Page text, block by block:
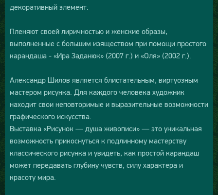
декоративный элемент.
Пленяют своей лиричностью и женские образы,
выполненные с большим изяществом при помощи простого
карандаша - «Ира Заданюк» (2007 г.) и «Оля» (2002 г.).
Александр Шилов является блистательным, виртуозным
мастером рисунка. Для каждого человека художник
находит свои неповторимые и выразительные возможности
графического искусства.
Выставка «Рисунок — душа живописи» — это уникальная
возможность прикоснуться к подлинному мастерству
классического рисунка и увидеть, как простой карандаш
может передавать глубину чувств, силу характера и
красоту мира.